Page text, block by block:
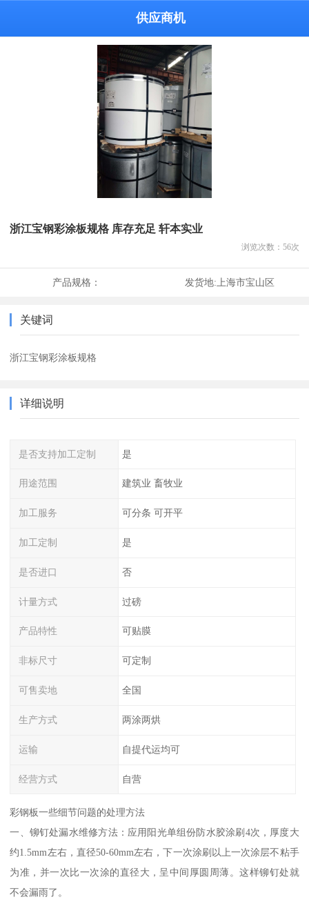
供应商机
浙江宝钢彩涂板规格 库存充足 轩本实业
浏览次数： 56次
产品规格： 发货地:上海市宝山区
关键词
浙江宝钢彩涂板规格
详细说明
是否支持加工定制 是
用途范围 建筑业 畜牧业
加工服务 可分条 可开平
加工定制 是
是否进口 否
计量方式 过磅
产品特性 可贴膜
非标尺寸 可定制
可售卖地 全国
生产方式 两涂两烘
运输 自提代运均可
经营方式 自营
彩钢板一些细节问题的处理方法
一、铆钉处漏水维修方法：应用阳光单组份防水胶涂刷4次，厚度大
约1.5mm左右，直径50-60mm左右，下一次涂刷以上一次涂层不粘手
为准，并一次比一次涂的直径大，呈中间厚圆周薄。这样铆钉处就
不会漏雨了。